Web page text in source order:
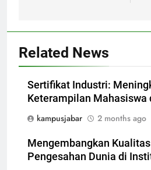
Related News
Sertifikat Industri:
Keterampilan Mahasiswa
kampusjabar
2 months ago
Mengembangkan
Pengesahan Dunia di